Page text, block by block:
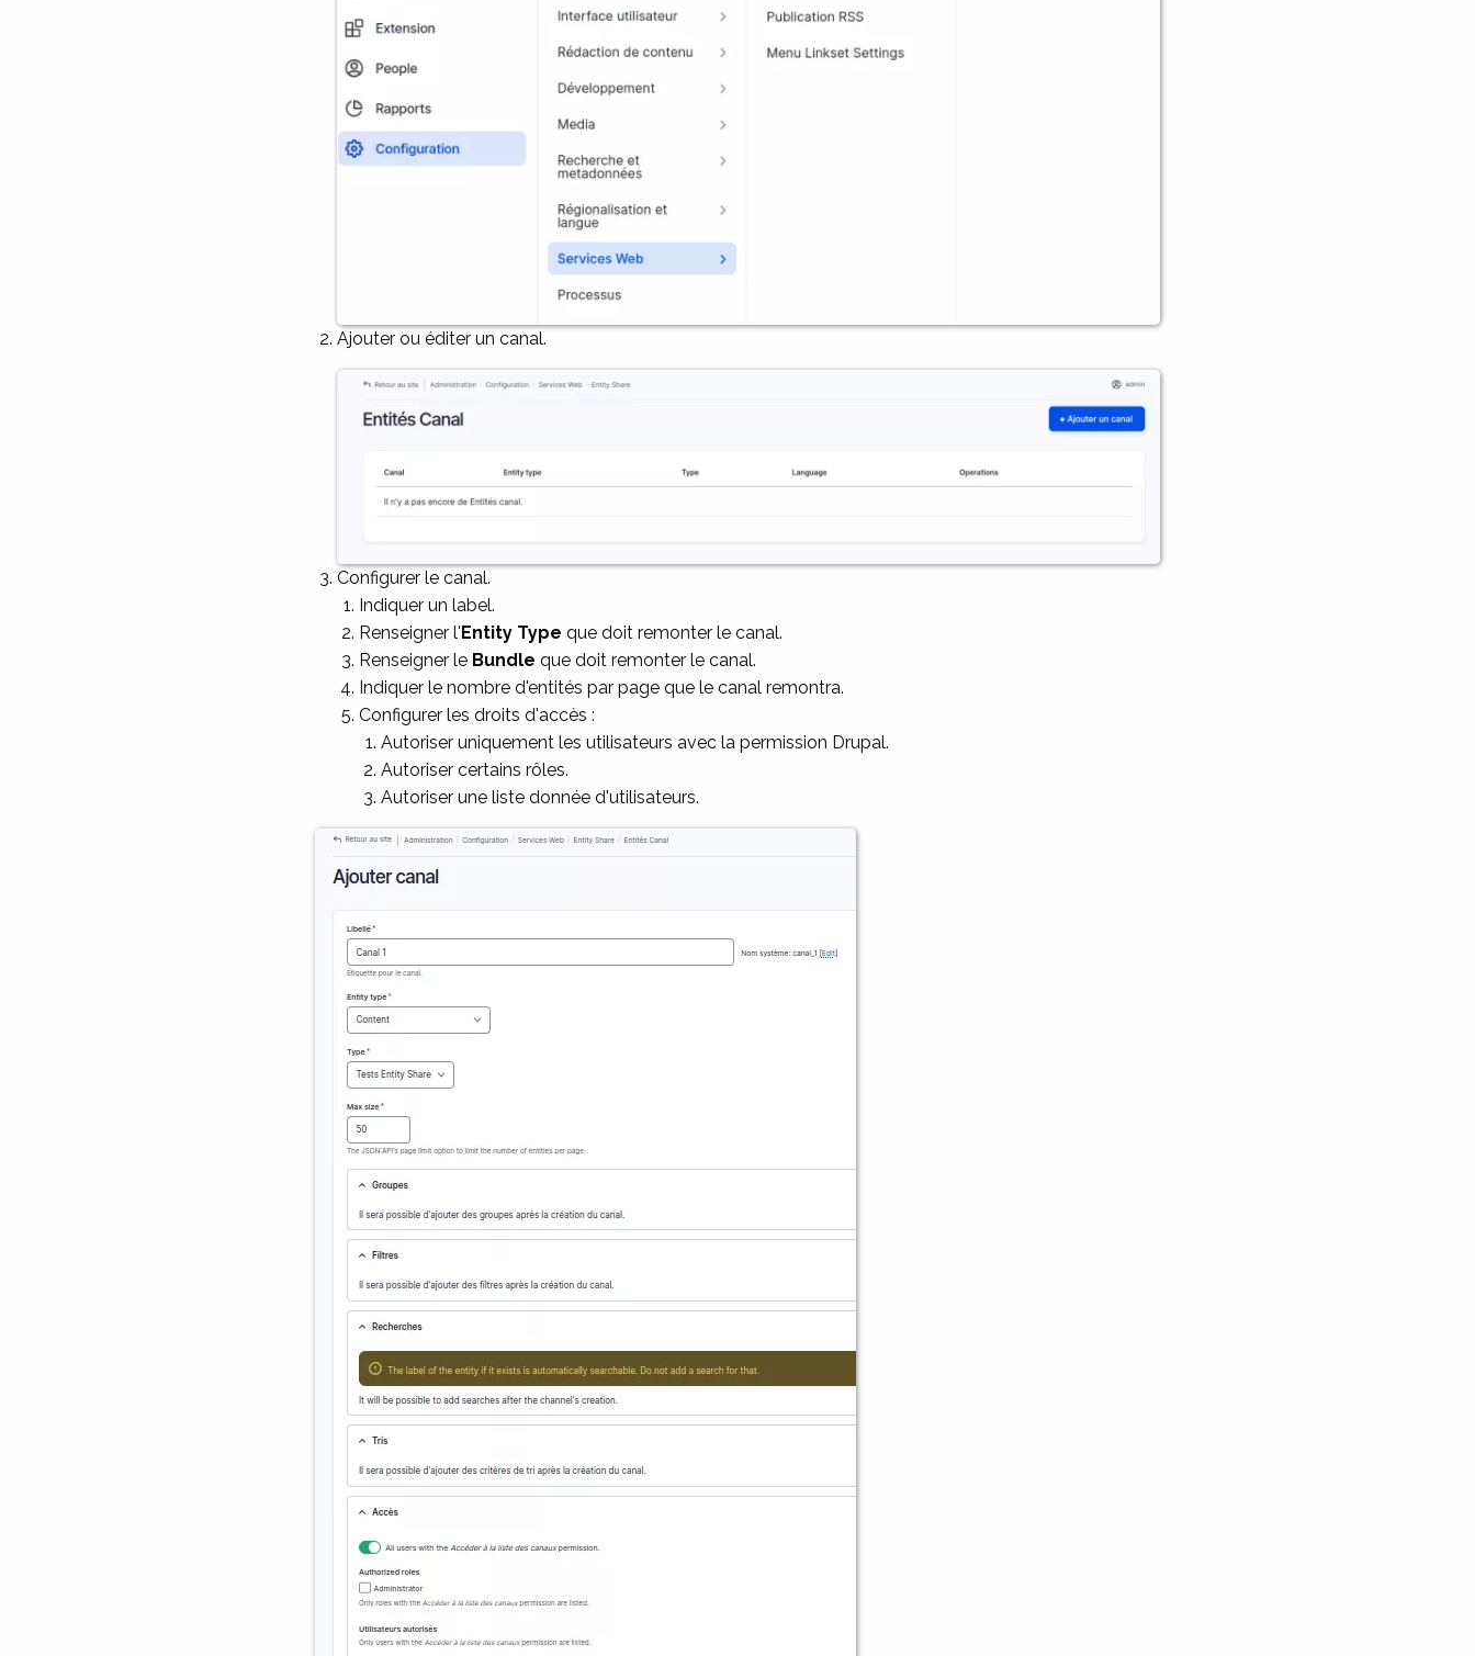
Ajouter ou éditer un canal.
Image
Configurer le canal.
Indiquer un label.
Renseigner l'Entity Type que doit remonter le canal.
Renseigner le Bundle que doit remonter le canal.
Indiquer le nombre d'entités par page que le canal remontra.
Configurer les droits d'accès :
Autoriser uniquement les utilisateurs avec la permission Drupal.
Autoriser certains rôles.
Autoriser une liste donnée d'utilisateurs.
Image